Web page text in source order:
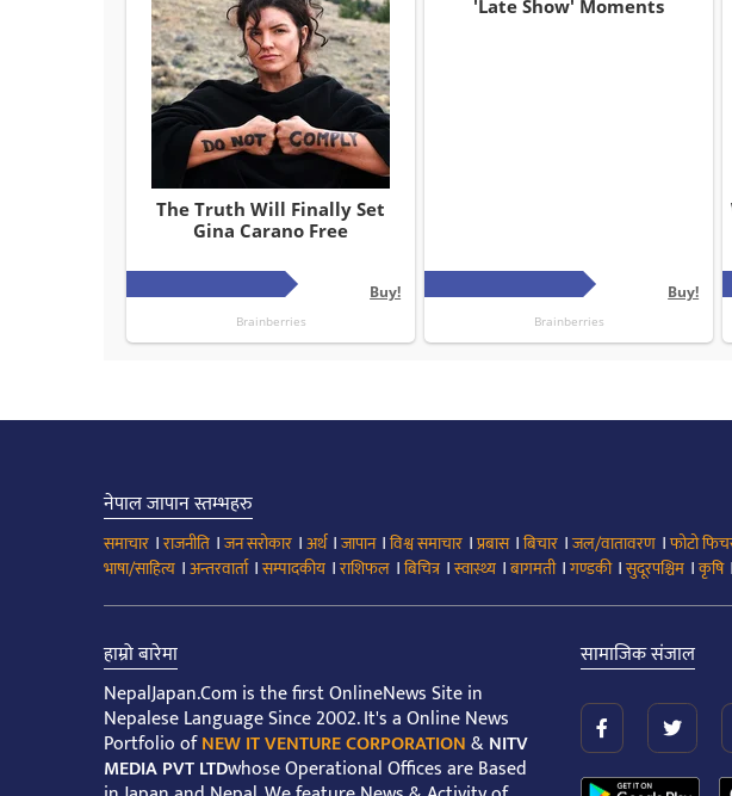
नेपाल जापान स्तम्भहरु
समाचार ।राजनीति ।जन सरोकार ।अर्थ।जापान।विश्व समाचार ।प्रबास।बिचार ।जल/वातावरण ।फोटो
भाषा/साहित्य ।अन्तरवार्ता।सम्पादकीय ।राशिफल ।बिचित्र।स्वास्थ्य ।बागमती।गण्डकी।सुदूरपश्चिम ।कृषि
हाम्रो बारेमा
NepalJapan.Com is the first OnlineNews Site in
Nepalese Language Since 2002. It's a Online News
Portfolio ofNEW IT VENTURE CORPORATION&NITV
MEDIA PVT LTDwhose Operational Offices are Based
सामाजिक संजाल